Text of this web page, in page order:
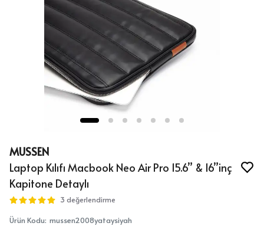
MUSSEN
Laptop Kılıfı Macbook Neo Air Pro 15.6” & 16”inç
Kapitone Detaylı
3 değerlendirme
Ürün Kodu: mussen2008yataysiyah